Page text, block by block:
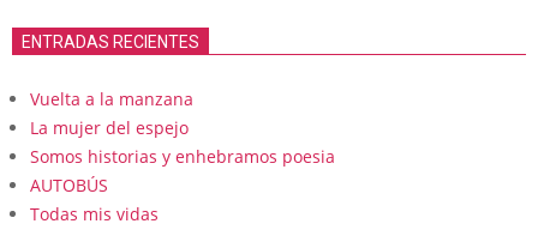
ENTRADAS RECIENTES
Vuelta a la manzana
La mujer del espejo
Somos historias y enhebramos poesia
AUTOBÚS
Todas mis vidas